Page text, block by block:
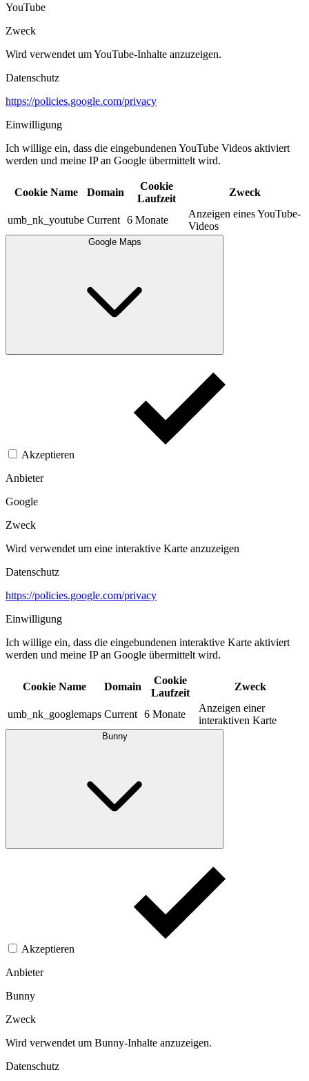
YouTube
Zweck
Wird verwendet um YouTube-Inhalte anzuzeigen.​
Datenschutz
https://policies.google.com/privacy
Einwilligung
Ich willige ein, dass die eingebundenen YouTube Videos aktiviert
werden und meine IP an Google übermittelt wird.​
Cookie Name Domain
Cookie
Laufzeit
Zweck
umb_nk_youtube Current 6 Monate
Anzeigen eines YouTube-
Videos
Google Maps
Akzeptieren
Anbieter
Google
Zweck
Wird verwendet um eine interaktive Karte anzuzeigen
Datenschutz
https://policies.google.com/privacy
Einwilligung
Ich willige ein, dass die eingebundenen interaktive Karte aktiviert
werden und meine IP an Google übermittelt wird.​
Cookie Name Domain
Cookie
Laufzeit
Zweck
umb_nk_googlemaps Current 6 Monate
Anzeigen einer
interaktiven Karte
Bunny
Akzeptieren
Anbieter
Bunny
Zweck
Wird verwendet um Bunny-Inhalte anzuzeigen.​
Datenschutz